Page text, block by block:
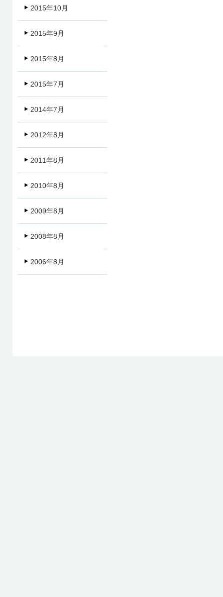
2015年10月
2015年9月
2015年8月
2015年7月
2014年7月
2012年8月
2011年8月
2010年8月
2009年8月
2008年8月
2006年8月